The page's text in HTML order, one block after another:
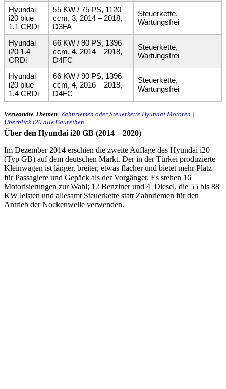
Hyundai
i20 blue
1.1 CRDi
55 KW / 75 PS, 1120
ccm, 3, 2014 – 2018,
D3FA
Steuerkette,
Wartungsfrei
Hyundai
i20 1.4
CRDi
66 KW / 90 PS, 1396
ccm, 4, 2014 – 2018,
D4FC
Steuerkette,
Wartungsfrei
Hyundai
i20 blue
1.4 CRDi
66 KW / 90 PS, 1396
ccm, 4, 2016 – 2018,
D4FC
Steuerkette,
Wartungsfrei
Verwandte Themen: Zahnriemen oder Steuerkette Hyundai Motoren |
Überblick i20 alle Baureihen
Über den Hyundai i20 GB (2014 – 2020)
Im Dezember 2014 erschien die zweite Auflage des Hyundai i20
(Typ GB) auf dem deutschen Markt. Der in der Türkei produzierte
Kleinwagen ist länger, breiter, etwas flacher und bietet mehr Platz
für Passagiere und Gepäck als der Vorgänger. Es stehen 16
Motorisierungen zur Wahl; 12 Benziner und 4 Diesel, die 55 bis 88
KW leisten und allesamt Steuerkette statt Zahnriemen für den
Antrieb der Nockenwelle verwenden.